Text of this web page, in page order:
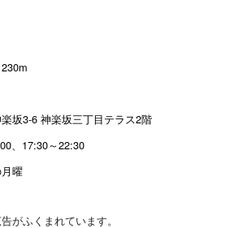
坂3-6 神楽坂三丁目テラス2階
、17:30～22:30
曜
がふくまれています。